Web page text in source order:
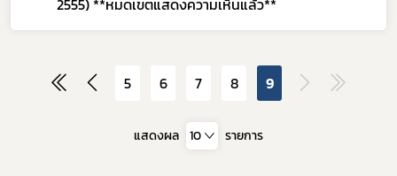
5 6 7 8 9
แสดงผล 10 รายการ